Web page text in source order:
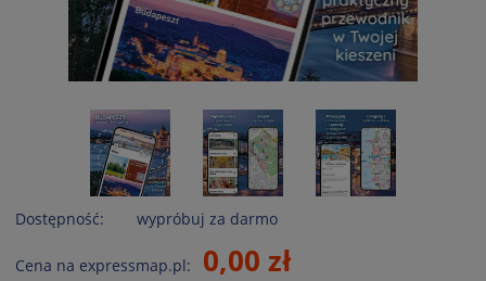
Dostępność: wypróbuj za darmo
Cena na expressmap.pl: 0,00 zł